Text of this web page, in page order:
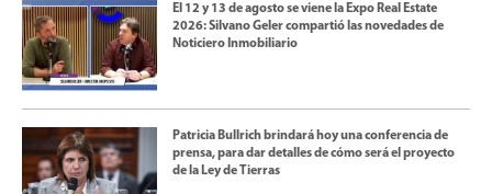
El 12 y 13 de agosto se viene la Expo Real Estate
2026: Silvano Geler compartió las novedades de
Noticiero Inmobiliario
Patricia Bullrich brindará hoy una conferencia de
prensa, para dar detalles de cómo será el proyecto
de la Ley de Tierras